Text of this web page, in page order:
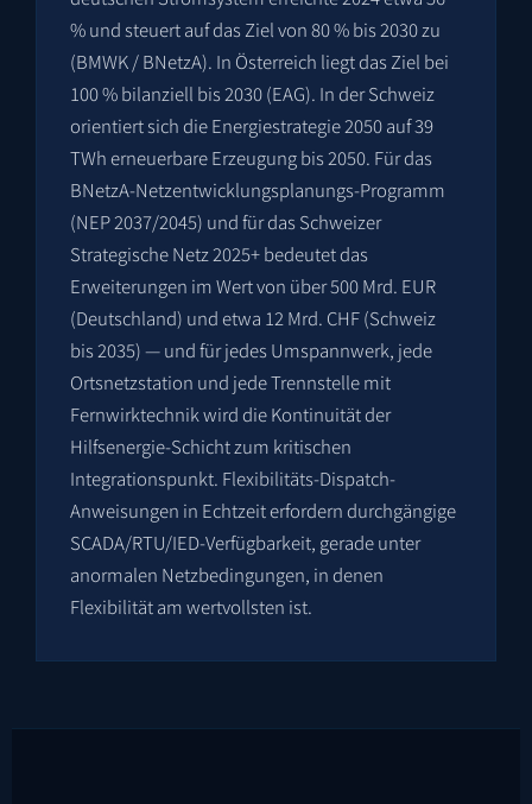
% und steuert auf das Ziel von 80 % bis 2030 zu
(BMWK / BNetzA). In Österreich liegt das Ziel bei
100 % bilanziell bis 2030 (EAG). In der Schweiz
orientiert sich die Energiestrategie 2050 auf 39
TWh erneuerbare Erzeugung bis 2050. Für das
BNetzA-Netzentwicklungsplanungs-Programm
(NEP 2037/2045) und für das Schweizer
Strategische Netz 2025+ bedeutet das
Erweiterungen im Wert von über 500 Mrd. EUR
(Deutschland) und etwa 12 Mrd. CHF (Schweiz
bis 2035) — und für jedes Umspannwerk, jede
Ortsnetzstation und jede Trennstelle mit
Fernwirktechnik wird die Kontinuität der
Hilfsenergie-Schicht zum kritischen
Integrationspunkt. Flexibilitäts-Dispatch-
Anweisungen in Echtzeit erfordern durchgängige
SCADA/RTU/IED-Verfügbarkeit, gerade unter
anormalen Netzbedingungen, in denen
Flexibilität am wertvollsten ist.